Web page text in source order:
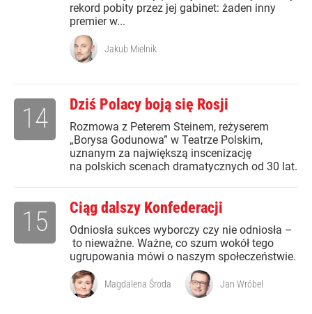
rekord pobity przez jej gabinet: żaden inny
premier w...
Jakub Mielnik
Dziś Polacy boją się Rosji
Rozmowa z Peterem Steinem, reżyserem
„Borysa Godunowa” w Teatrze Polskim,
uznanym za największą inscenizację
na polskich scenach dramatycznych od 30 lat.
14
Ciąg dalszy Konfederacji
Odniosła sukces wyborczy czy nie odniosła –
to nieważne. Ważne, co szum wokół tego
ugrupowania mówi o naszym społeczeństwie.
15
Magdalena Środa Jan Wróbel